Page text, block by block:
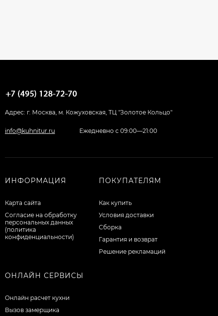
Адрес: г. Москва, м. Кожуховская, ТЦ "Золотое Кольцо"
info@kuhnitur.ru Ежедневно с 09:00—21:00
ИНФОРМАЦИЯ
Карта сайта
Согласие на обработку
персональных данных
(политика
конфиденциальности)
ПОКУПАТЕЛЯМ
Как купить
Условия доставки
Сборка
Гарантия и возврат
Решение рекламаций
ОНЛАЙН СЕРВИСЫ
Онлайн расчет кухни
Вызов замерщика